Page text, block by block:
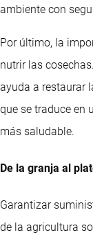
ambiente con
Por último, la
nutrir las
ayuda a restaurar
que se traduce en
más saludable.
De la granja al
Garantizar
de la agricultura